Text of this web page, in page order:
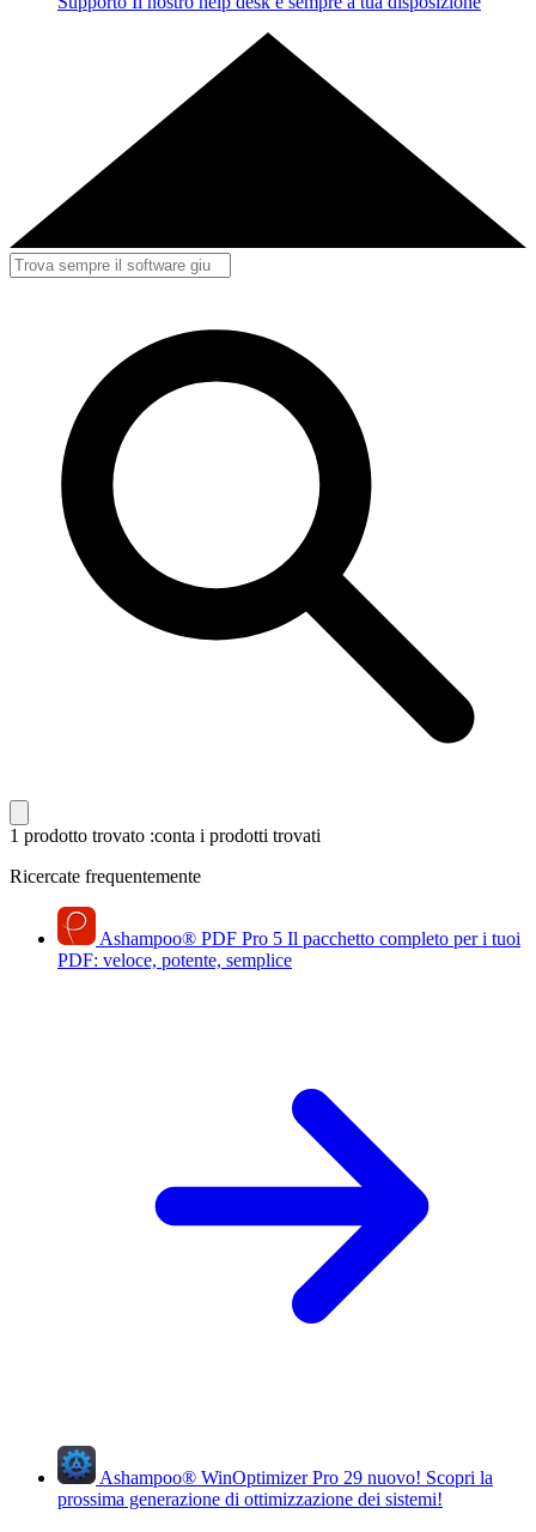
1 prodotto trovato :conta i prodotti trovati
Ricercate frequentemente
Ashampoo® PDF Pro 5 Il pacchetto completo per i tuoi
PDF: veloce, potente, semplice
Ashampoo® WinOptimizer Pro 29 nuovo! Scopri la
prossima generazione di ottimizzazione dei sistemi!